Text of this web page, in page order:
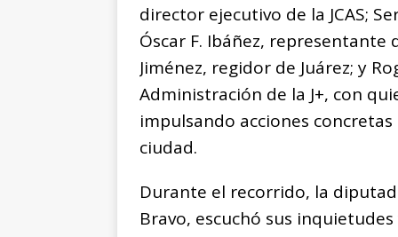
director ejecutivo de la JCAS;
Óscar F. Ibáñez, representante
Jiménez, regidor de Juárez; y
Administración de la J+, con
impulsando acciones
ciudad.
Durante el recorrido, la
Bravo, escuchó sus